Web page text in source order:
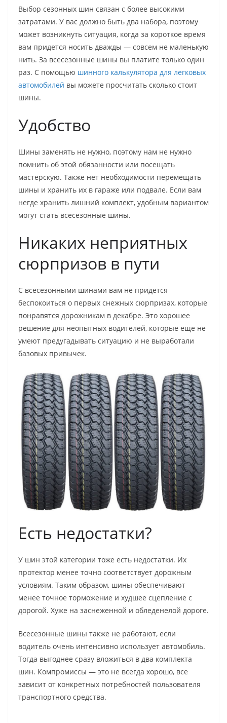
Выбор сезонных шин связан с более высокими
затратами. У вас должно быть два набора, поэтому
может возникнуть ситуация, когда за короткое время
вам придется носить дважды — совсем не маленькую
нить. За всесезонные шины вы платите только один
раз. С помощью шинного калькулятора для легковых
автомобилей вы можете просчитать сколько стоит
шины.
Удобство
Шины заменять не нужно, поэтому нам не нужно
помнить об этой обязанности или посещать
мастерскую. Также нет необходимости перемещать
шины и хранить их в гараже или подвале. Если вам
негде хранить лишний комплект, удобным вариантом
могут стать всесезонные шины.
Никаких неприятных
сюрпризов в пути
С всесезонными шинами вам не придется
беспокоиться о первых снежных сюрпризах, которые
понравятся дорожникам в декабре. Это хорошее
решение для неопытных водителей, которые еще не
умеют предугадывать ситуацию и не выработали
базовых привычек.
Есть недостатки?
У шин этой категории тоже есть недостатки. Их
протектор менее точно соответствует дорожным
условиям. Таким образом, шины обеспечивают
менее точное торможение и худшее сцепление с
дорогой. Хуже на заснеженной и обледенелой дороге.
Всесезонные шины также не работают, если
водитель очень интенсивно использует автомобиль.
Тогда выгоднее сразу вложиться в два комплекта
шин. Компромиссы — это не всегда хорошо, все
зависит от конкретных потребностей пользователя
транспортного средства.